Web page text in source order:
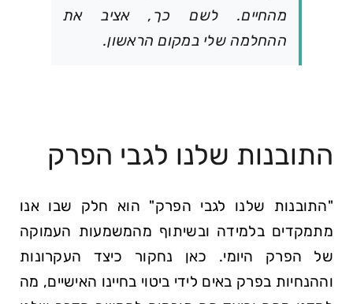
מהחיים. לשם כך, אציב את
ההחלמה שלי במקום הראשון.
התובנות שלנו לגבי הפרק
"התובנות שלנו לגבי הפרק" הוא חלק שבו אנו
מתמקדים בלמידה ובשיתוף מהמשמעות העמוקה
של הפרק היומי. כאן נחקור כיצד העקרונות
וההנחיות בפרק באים לידי ביטוי בחיינו האישיים, מה